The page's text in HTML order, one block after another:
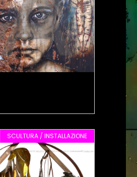
SCULTURA / INSTALLAZIONE